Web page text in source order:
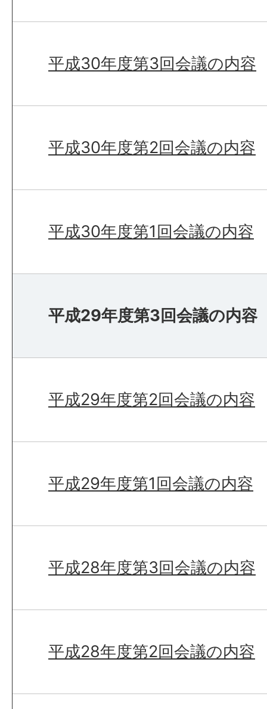
平成30年度第3回会議の内容
平成30年度第2回会議の内容
平成30年度第1回会議の内容
平成29年度第3回会議の内容
平成29年度第2回会議の内容
平成29年度第1回会議の内容
平成28年度第3回会議の内容
平成28年度第2回会議の内容